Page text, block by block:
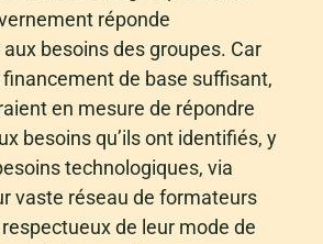
réponde
besoins des groupes. Car
financement de base suffisant,
en mesure de répondre
besoins qu’ils ont identifiés, y
technologiques, via
vaste réseau de formateurs
de leur mode de